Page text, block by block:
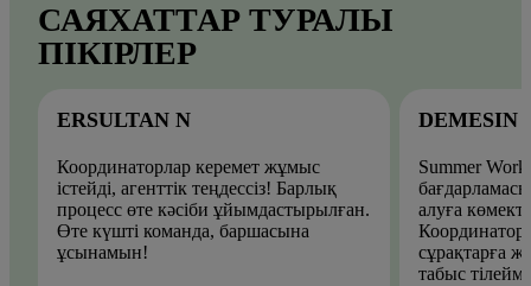
САЯХАТТАР ТУРАЛЫ
ПІКІРЛЕР
ERSULTAN N
Координаторлар керемет жұмыс
істейді, агенттік теңдессіз! Барлық
процесс өте кәсіби ұйымдастырылған.
Өте күшті команда, баршасына
ұсынамын!
DEMESIN
Summer
алуға
сұрақтарға
табыс